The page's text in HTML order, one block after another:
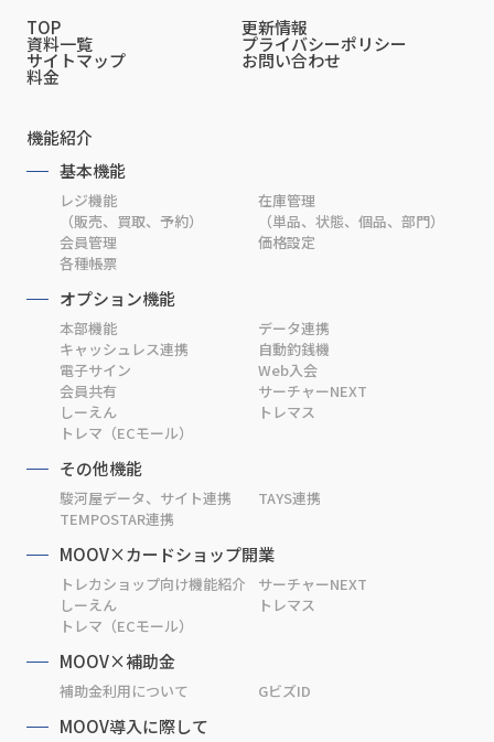
TOP 更新情報
資料一覧 プライバシーポリシー
サイトマップ お問い合わせ
料金
機能紹介
基本機能
レジ機能
（販売、買取、予約）
在庫管理
（単品、状態、個品、部門）
会員管理
価格設定
各種帳票
オプション機能
本部機能
データ連携
キャッシュレス連携
自動釣銭機
電子サイン
Web入会
会員共有
サーチャーNEXT
しーえん
トレマス
トレマ（ECモール）
その他機能
駿河屋データ、サイト連携
TAYS連携
TEMPOSTAR連携
MOOV×カードショップ開業
トレカショップ向け機能紹介
サーチャーNEXT
しーえん
トレマス
トレマ（ECモール）
MOOV×補助金
補助金利用について GビズID
MOOV導入に際して